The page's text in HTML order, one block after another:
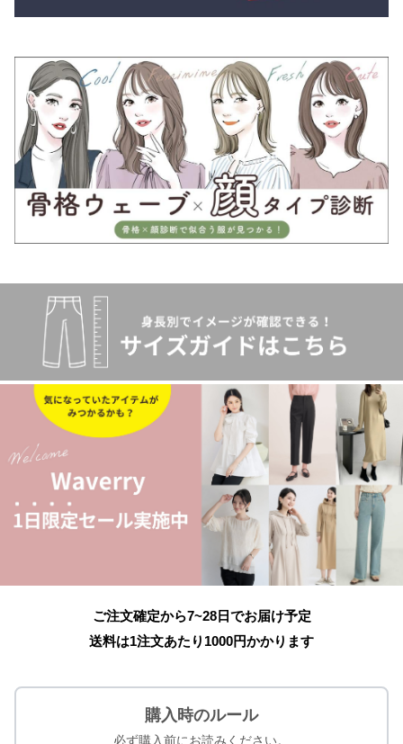
ご注文確定から7~28日でお届け予定
送料は1注文あたり 1000円かかります
購入時のルール
必ず購入前にお読みください。